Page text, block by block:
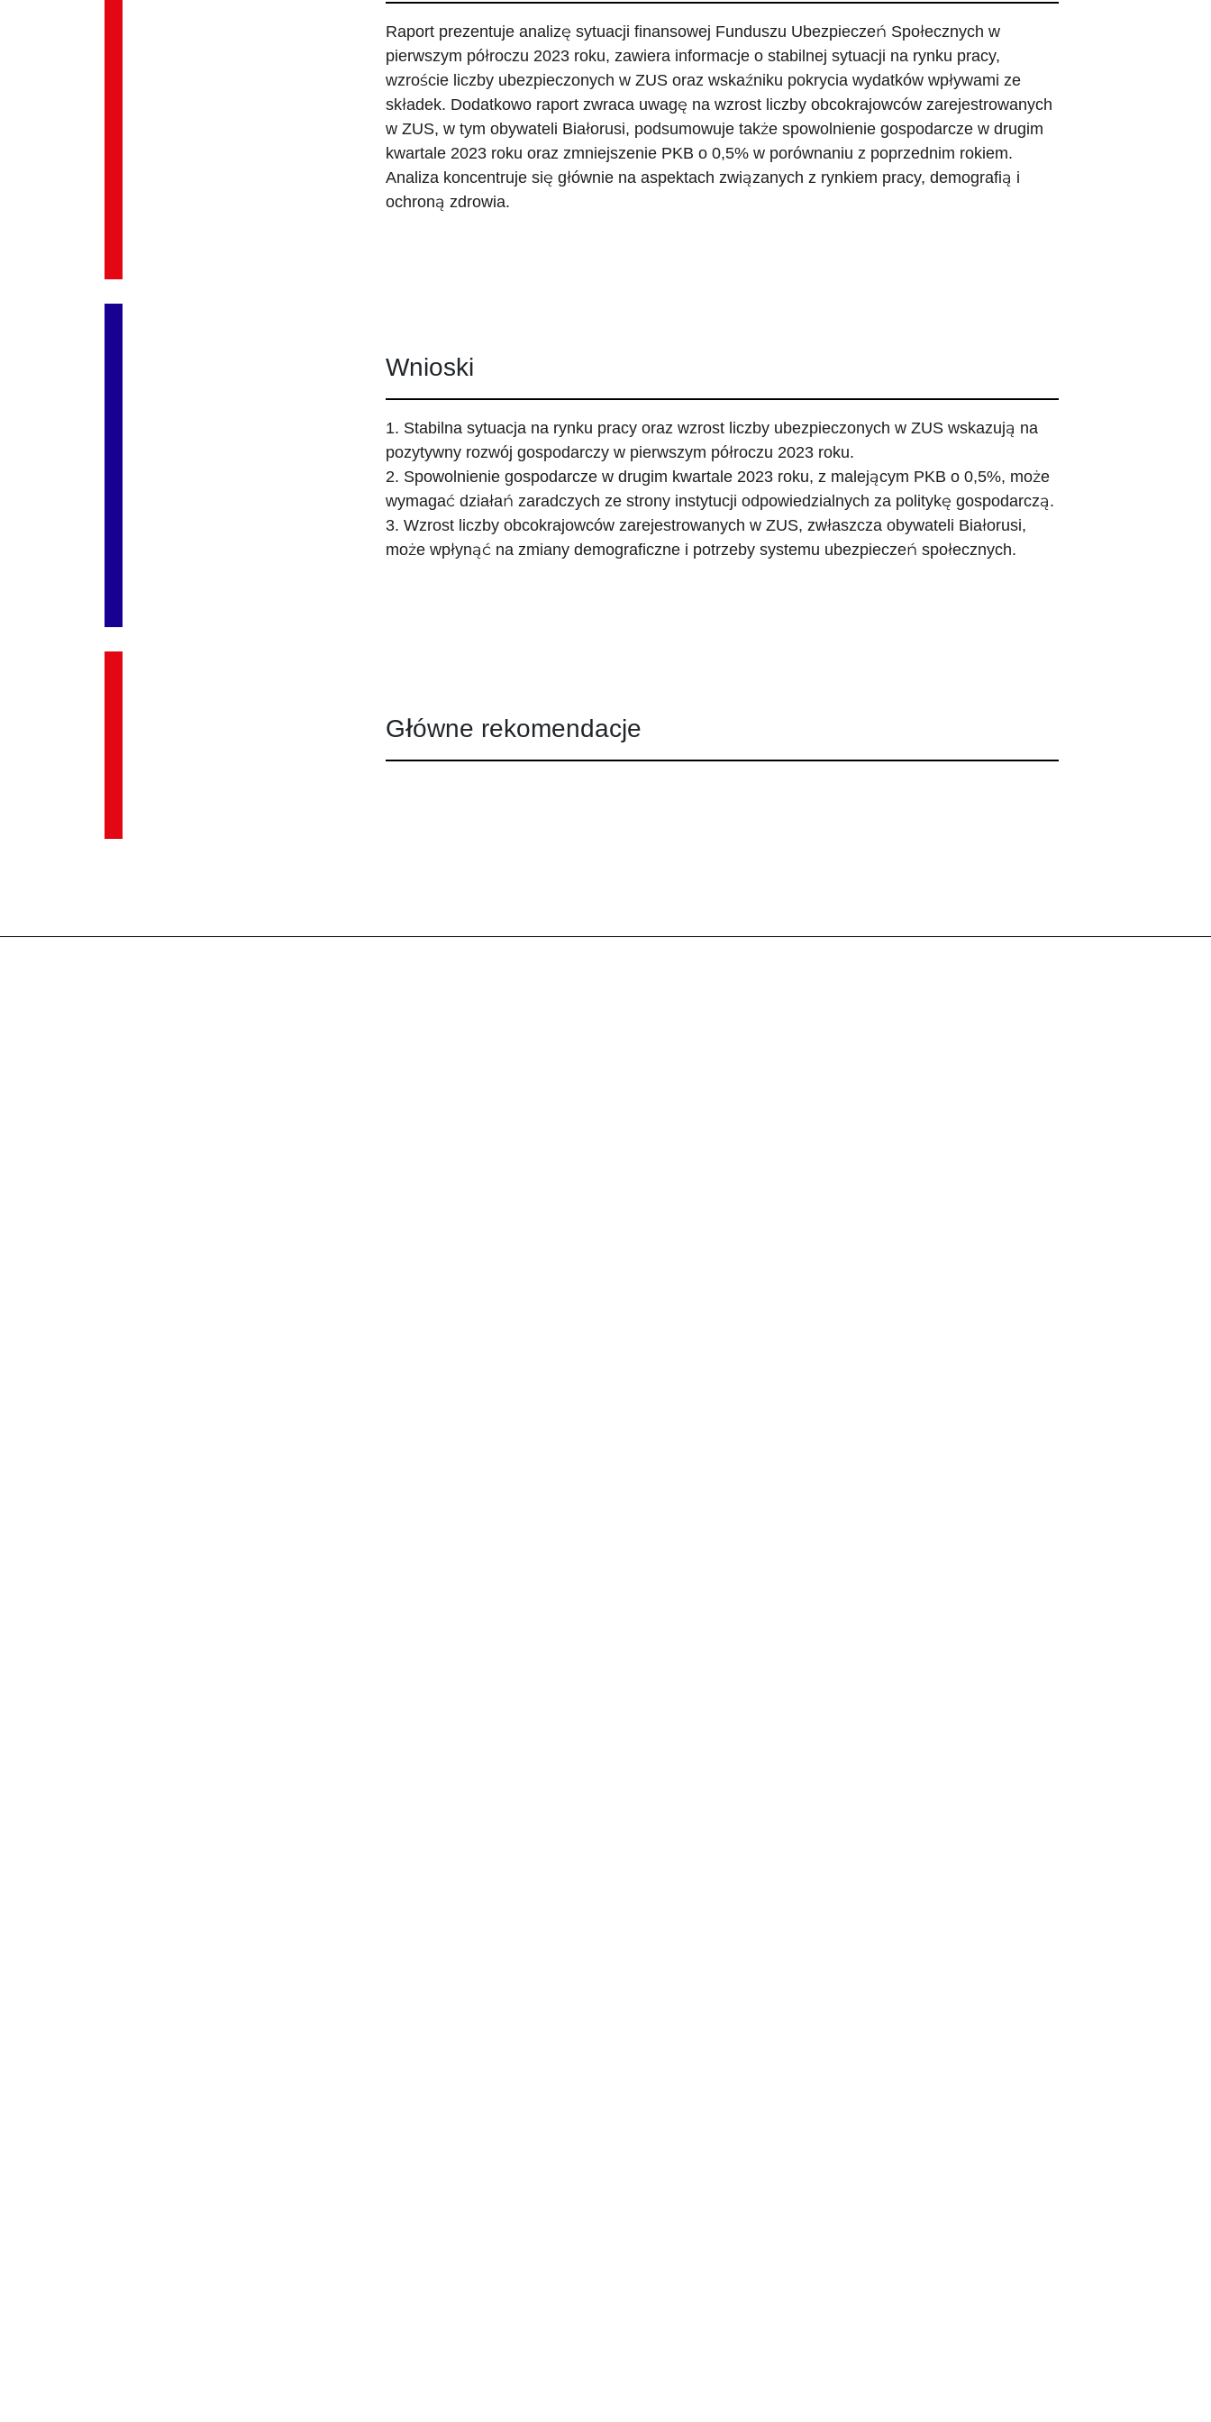
Raport prezentuje analizę sytuacji finansowej Funduszu Ubezpieczeń Społecznych w
pierwszym półroczu 2023 roku, zawiera informacje o stabilnej sytuacji na rynku pracy,
wzroście liczby ubezpieczonych w ZUS oraz wskaźniku pokrycia wydatków wpływami ze
składek. Dodatkowo raport zwraca uwagę na wzrost liczby obcokrajowców zarejestrowanych
w ZUS, w tym obywateli Białorusi, podsumowuje także spowolnienie gospodarcze w drugim
kwartale 2023 roku oraz zmniejszenie PKB o 0,5% w porównaniu z poprzednim rokiem.
Analiza koncentruje się głównie na aspektach związanych z rynkiem pracy, demografią i
ochroną zdrowia.
Wnioski
1. Stabilna sytuacja na rynku pracy oraz wzrost liczby ubezpieczonych w ZUS wskazują na
pozytywny rozwój gospodarczy w pierwszym półroczu 2023 roku.
2. Spowolnienie gospodarcze w drugim kwartale 2023 roku, z malejącym PKB o 0,5%, może
wymagać działań zaradczych ze strony instytucji odpowiedzialnych za politykę gospodarczą.
3. Wzrost liczby obcokrajowców zarejestrowanych w ZUS, zwłaszcza obywateli Białorusi,
może wpłynąć na zmiany demograficzne i potrzeby systemu ubezpieczeń społecznych.
Główne rekomendacje